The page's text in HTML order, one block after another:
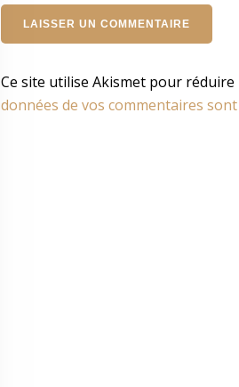
Ce site utilise Akismet pour réduire
données de vos commentaires